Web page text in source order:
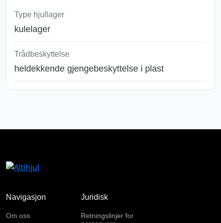
Type hjullager
kulelager
Trådbeskyttelse
heldekkende gjengebeskyttelse i plast
Navigasjon
Om oss
Juridisk
Retningslinjer for